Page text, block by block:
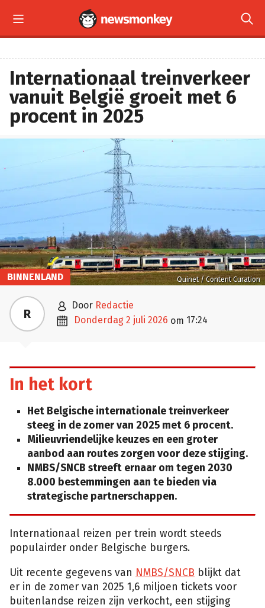
 
Internationaal treinverkeer
vanuit België groeit met 6
procent in 2025
Quinet / Content Curation
BINNENLAND
R  door Redactie
 donderdag 2 juli 2026 om 17:24
In het kort
Het Belgische internationale treinverkeer
steeg in de zomer van 2025 met 6 procent.
Milieuvriendelijke keuzes en een groter
aanbod aan routes zorgen voor deze stijging.
NMBS/SNCB streeft ernaar om tegen 2030
8.000 bestemmingen aan te bieden via
strategische partnerschappen.
Internationaal reizen per trein wordt steeds
populairder onder Belgische burgers.
Uit recente gegevens van NMBS/SNCB blijkt dat
er in de zomer van 2025 1,6 miljoen tickets voor
buitenlandse reizen zijn verkocht, een stijging